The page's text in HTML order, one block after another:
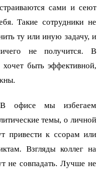
сами и сеют
Такие сотрудники не
ту или иную задачу, и
не получится. В
хочет быть эффективной,
В офисе мы избегаем
темы, о личной
привести к ссорам или
Взгляды коллег на
не совпадать. Лучше не